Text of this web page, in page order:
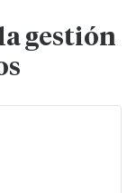
gestión